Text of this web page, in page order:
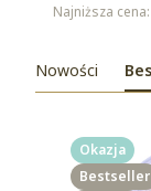
Najniższa cena:
Nowości
Okazja
Bestseller